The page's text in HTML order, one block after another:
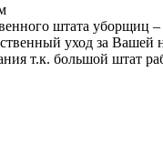
штата уборщиц –
уход за
т.к. большой штат